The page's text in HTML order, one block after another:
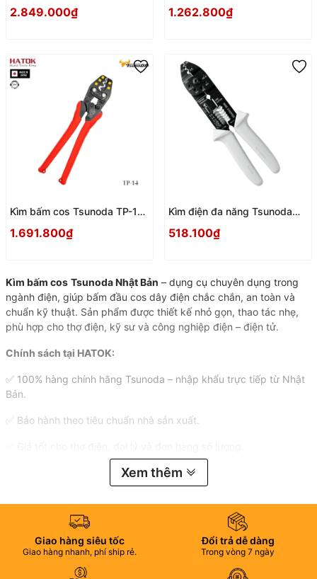
2.849.000₫ 1.262.800₫
Kìm bấm cos Tsunoda TP-14
1.691.800₫
Kìm điện đa năng Tsunoda
518.100₫
Kìm bấm cos Tsunoda Nhật Bản – dụng cụ chuyên dụng trong
ngành điện, giúp bấm đầu cos dây điện chắc chắn, an toàn và
chuẩn kỹ thuật. Sản phẩm được thiết kế nhỏ gọn, thao tác nhẹ,
phù hợp cho thợ điện, kỹ sư và công nghiệp điện – điện tử.
Chính sách tại HATOK:
✅ 100% hàng chính hãng Tsunoda – nhập khẩu trực tiếp từ Nhật
Bản.
✅ Bảo hành theo tiêu chuẩn nhà sản xuất.
✅ Giao hàng toàn quốc – hỗ trợ nhanh chóng.
Xem thêm
Giao hàng siêu tốc
Giao hàng nhanh, phí ship rẻ.
Đổi trả dễ dàng
Trong vòng 7 ngày